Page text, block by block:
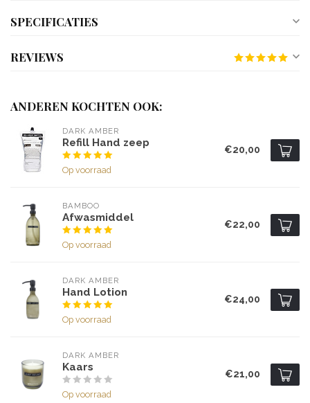
SPECIFICATIES
REVIEWS
ANDEREN KOCHTEN OOK:
DARK AMBER
Refill Hand zeep
Op voorraad
€20,00
BAMBOO
Afwasmiddel
Op voorraad
€22,00
DARK AMBER
Hand Lotion
Op voorraad
€24,00
DARK AMBER
Kaars
Op voorraad
€21,00